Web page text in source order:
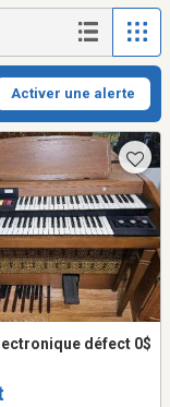
Activer une alerte
défect 0$